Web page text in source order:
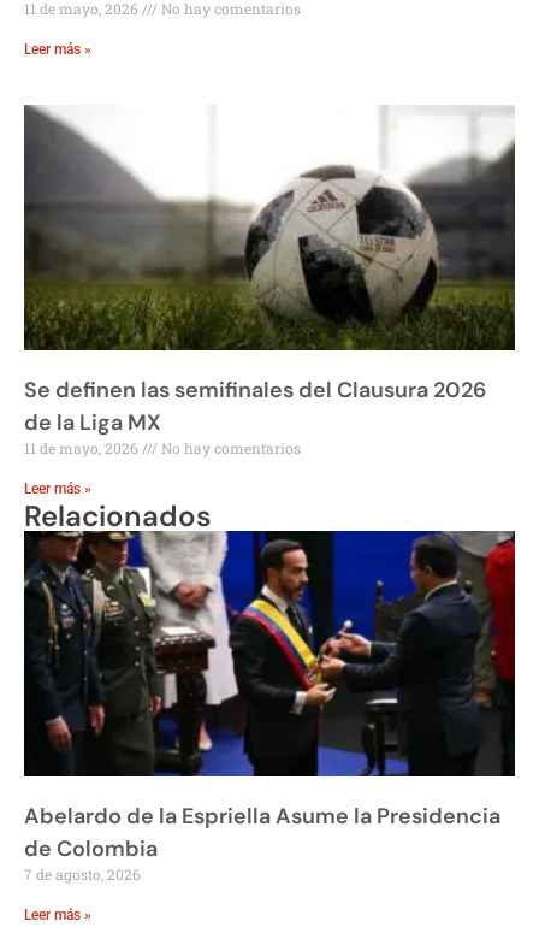
11 de mayo, 2026 No hay comentarios
Leer más »
Se definen las semifinales del Clausura 2026
de la Liga MX
11 de mayo, 2026 No hay comentarios
Leer más »
Relacionados
Abelardo de la Espriella Asume la Presidencia
de Colombia
7 de agosto, 2026
Leer más »